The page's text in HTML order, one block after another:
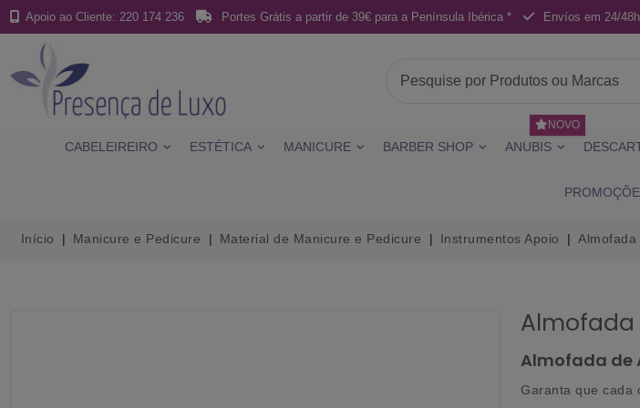
Apoio ao Cliente: 220 174 236 Portes Grátis a partir de 39€ para a Península Ibérica * Envíos em 24/48h
CABELEIREIRO ESTÉTICA MANICURE BARBER SHOP ANUBIS
NOVO
Início Manicure e Pedicure Material de Manicure e Pedicure Instrumentos Apoio Almofada
Almofada
Almofada de
Garanta que cada